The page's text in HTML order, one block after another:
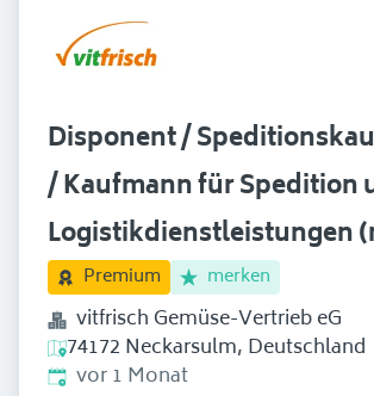
Disponent /
/ Kaufmann für Spedition
Logistikdienstleistungen
Premium merken
vitfrisch Gemüse-Vertrieb eG
74172 Neckarsulm, Deutschland
Erschienen:
vor 1 Monat